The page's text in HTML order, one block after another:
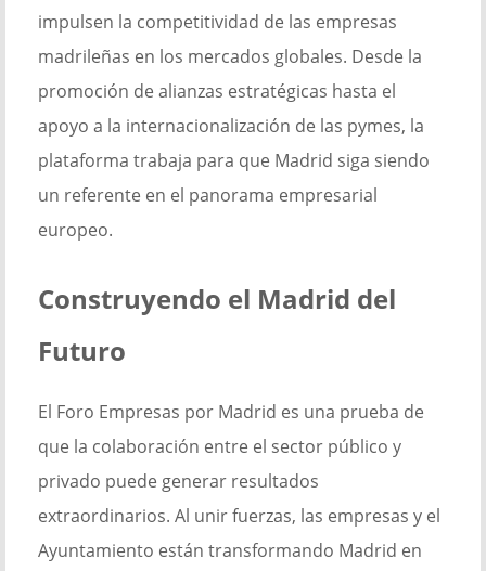
impulsen la competitividad de las empresas
madrileñas en los mercados globales. Desde la
promoción de alianzas estratégicas hasta el
apoyo a la internacionalización de las pymes, la
plataforma trabaja para que Madrid siga siendo
un referente en el panorama empresarial
europeo.
Construyendo el Madrid del
Futuro
El Foro Empresas por Madrid es una prueba de
que la colaboración entre el sector público y
privado puede generar resultados
extraordinarios. Al unir fuerzas, las empresas y el
Ayuntamiento están transformando Madrid en